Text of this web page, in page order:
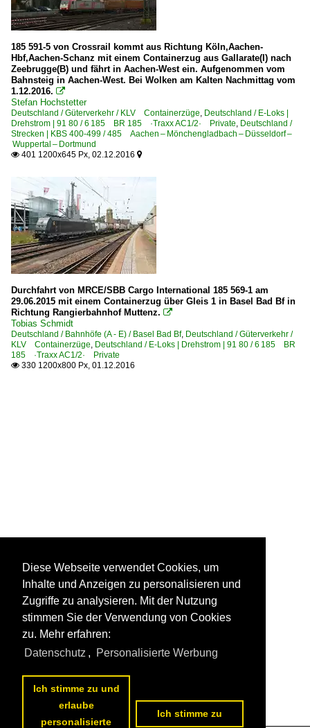
185 591-5 von Crossrail kommt aus Richtung Köln,Aachen-
Hbf,Aachen-Schanz mit einem Containerzug aus Gallarate(I) nach
Zeebrugge(B) und fährt in Aachen-West ein. Aufgenommen vom
Bahnsteig in Aachen-West. Bei Wolken am Kalten Nachmittag vom
1.12.2016. 
Stefan Hochstetter
Deutschland / Güterverkehr / KLV Containerzüge, Deutschland / E-Loks |
Drehstrom | 91 80 / 6 185 BR 185 ·Traxx AC1/2· Private, Deutschland /
Strecken | KBS 400-499 / 485 Aachen – Mönchengladbach – Düsseldorf –
Wuppertal – Dortmund
 401 1200x645 Px, 02.12.2016 
Durchfahrt von MRCE/SBB Cargo International 185 569-1 am
29.06.2015 mit einem Containerzug über Gleis 1 in Basel Bad Bf in
Richtung Rangierbahnhof Muttenz. 
Tobias Schmidt
Deutschland / Bahnhöfe (A - E) / Basel Bad Bf, Deutschland / Güterverkehr /
KLV Containerzüge, Deutschland / E-Loks | Drehstrom | 91 80 / 6 185 BR
185 ·Traxx AC1/2· Private
 330 1200x800 Px, 01.12.2016
Diese Webseite verwendet Cookies, um
Inhalte und Anzeigen zu personalisieren und
Zugriffe zu analysieren. Mit der Nutzung
stimmen Sie der Verwendung von Cookies
zu. Mehr erfahren:
Datenschutz , Personalisierte Werbung
Ich stimme zu und
erlaube
personalisierte
Ich stimme zu